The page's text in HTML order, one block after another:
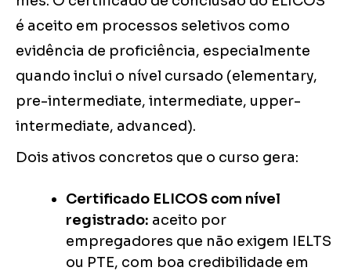
é aceito em processos seletivos como
evidência de proficiência, especialmente
quando inclui o nível cursado (elementary,
pre-intermediate, intermediate, upper-
intermediate, advanced).
Dois ativos concretos que o curso gera:
Certificado ELICOS com nível
registrado: aceito por
empregadores que não exigem IELTS
ou PTE, com boa credibilidade em